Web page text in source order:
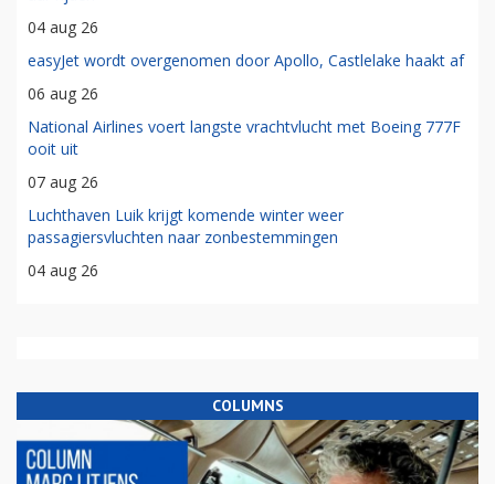
04 aug 26
easyJet wordt overgenomen door Apollo, Castlelake haakt af
06 aug 26
National Airlines voert langste vrachtvlucht met Boeing 777F
ooit uit
07 aug 26
Luchthaven Luik krijgt komende winter weer
passagiersvluchten naar zonbestemmingen
04 aug 26
COLUMNS